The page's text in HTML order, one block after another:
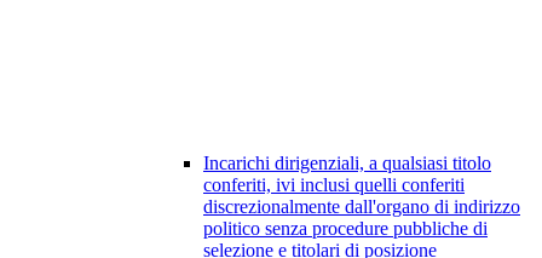
Incarichi dirigenziali, a qualsiasi titolo
conferiti, ivi inclusi quelli conferiti
discrezionalmente dall'organo di indirizzo
politico senza procedure pubbliche di
selezione e titolari di posizione